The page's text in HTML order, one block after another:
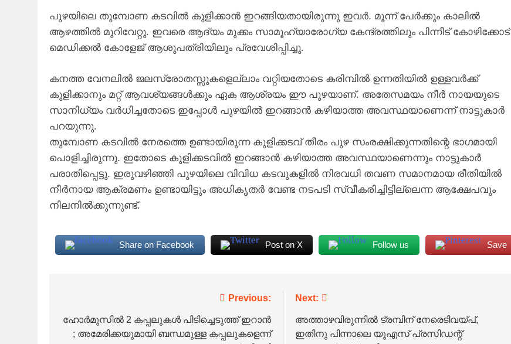
പുഴയിലെ തുമ്പോണ കടവില്‍ കുളിക്കാന്‍ ഇറങ്ങിയതായിരുന്നു ഇവര്‍. മൂന്ന് പേര്‍ക്കും കാലില്‍
ആഴത്തില്‍ മുറിവേറ്റു. ഇവരെ ആദ്യം മുക്കം സാമൂഹ്യാരോഗ്യ കേന്ദ്രത്തിലും പിന്നീട് കോഴിക്കോട്
മെഡിക്കല്‍ കോളേജ് ആശുപത്രിയിലും പ്രവേശിപ്പിച്ചു.
കനത്ത വേനലില്‍ ജലസ്രോതസ്സുകളെല്ലാം വറ്റിയതോടെ കരിമ്പില്‍ ഉന്നതിയില്‍ ഉള്ളവര്‍ക്ക്
കുളിക്കാനും മറ്റ് ആവശ്യങ്ങള്‍ക്കും ഏക ആശ്രയം ഈ പുഴയാണ്. അതേസമയം നീര്‍ നായയുടെ
സാനിധ്യം വര്‍ധിച്ചതോടെ ഇപ്പോള്‍ പുഴയില്‍ ഇറങ്ങാന്‍ കഴിയാത്ത അവസ്ഥയാണെന്ന് നാട്ടുകാര്‍
പറയുന്നു.
തുമ്പോണ കടവില്‍ നേരത്തെ ഉണ്ടായിരുന്ന കുളിക്കടവ് തീരം പുഴ സംരക്ഷിക്കുന്നതിന്റെ ഭാഗമായി
പൊളിച്ചിരുന്നു. ഇതോടെ കുളിക്കടവില്‍ ഇറങ്ങാന്‍ കഴിയാത്ത അവസ്ഥയാണെന്നും നാട്ടുകാര്‍
പരാതിപ്പെട്ടു. ഇരുവഴിഞ്ഞി പുഴയിലെ വിവിധ കടവുകളില്‍ നിരവധി തവണ സമാനമായ രീതിയില്‍
നീര്‍നായ ആക്രമണം ഉണ്ടായിട്ടും അധികൃതര്‍ വേണ്ട നടപടി സ്വീകരിച്ചിട്ടില്ലെന്ന ആക്ഷേപവും
നിലനില്‍ക്കുന്നുണ്ട്.
Share on Facebook Post on X Follow us Save
navigation
Previous:
ഹോർമുസിൽ 2 കപ്പലുകൾ പിടിച്ചെടുത്ത് ഇറാൻ
; അമേരിക്കയുമായി ബന്ധമുള്ള കപ്പലുകളെന്ന്
Next:
അത്താഴവിരുന്നിൽ ട്രമ്പിന് നേരെടിവയ്പ്,
ഇതിനു പിന്നാലെ‌ യുഎസ് പ്രസിഡന്റ്